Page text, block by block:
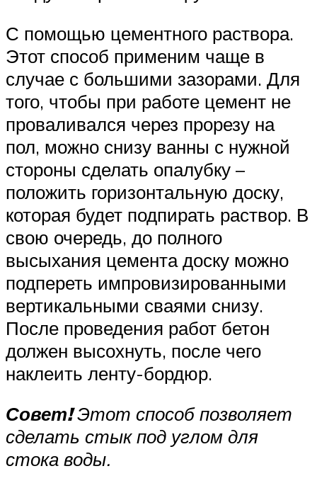
С помощью цементного раствора.
Этот способ применим чаще в
случае с большими зазорами. Для
того, чтобы при работе цемент не
проваливался через прорезу на
пол, можно снизу ванны с нужной
стороны сделать опалубку –
положить горизонтальную доску,
которая будет подпирать раствор. В
свою очередь, до полного
высыхания цемента доску можно
подпереть импровизированными
вертикальными сваями снизу.
После проведения работ бетон
должен высохнуть, после чего
наклеить ленту-бордюр.
Совет!Этот способ позволяет
сделать стык под углом для
стока воды.